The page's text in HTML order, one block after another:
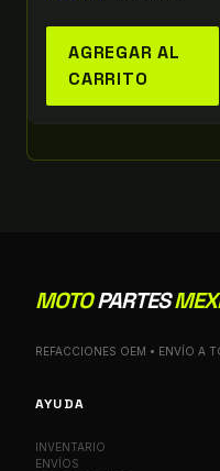
AGREGAR AL
CARRITO
MOTOPARTES
REFACCIONES OEM • ENVÍO A
AYUDA
INVENTARIO
ENVÍOS